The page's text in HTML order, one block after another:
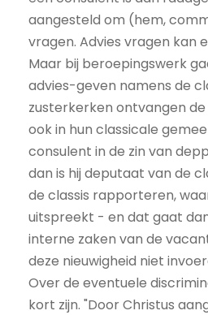
aangesteld om (hem,
vragen. Advies vragen kan
Maar bij beroepingswerk
advies-geven namens de
zusterkerken ontvangen
ook in hun classicale
consulent in de zin van
dan is hij deputaat van de
de classis rapporteren,
uitspreekt - en dat gaat
interne zaken van de
deze nieuwigheid niet
Over de eventuele
kort zijn. "Door Christus